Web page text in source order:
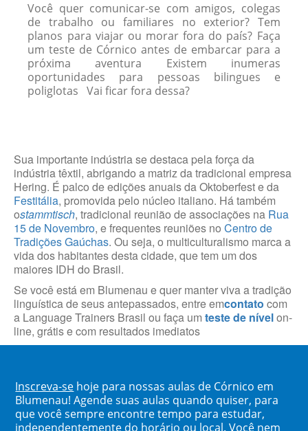
Você quer comunicar-se com amigos, colegas
de trabalho ou familiares no exterior? Tem
planos para viajar ou morar fora do país? Faça
um teste de Córnico antes de embarcar para a
próxima aventura Existem inumeras
oportunidades para pessoas bilingues e
poliglotas Vai ficar fora dessa?
Sua importante indústria se destaca pela força da
indústria têxtil, abrigando a matriz da tradicional empresa
Hering. É palco de edições anuais da Oktoberfest e da
Festitália, promovida pelo núcleo italiano. Há também
ostammtisch, tradicional reunião de associações na Rua
15 de Novembro, e frequentes reuniões no Centro de
Tradições Gaúchas. Ou seja, o multiculturalismo marca a
vida dos habitantes desta cidade, que tem um dos
maiores IDH do Brasil.
Se você está em Blumenau e quer manter viva a tradição
linguística de seus antepassados, entre emcontato com
a Language Trainers Brasil ou faça um teste de nívelon-
line, grátis e com resultados imediatos
Inscreva-se hoje para nossas aulas de Córnico em
Blumenau! Agende suas aulas quando quiser, para
que você sempre encontre tempo para estudar,
independentemente do horário ou local. Você nem